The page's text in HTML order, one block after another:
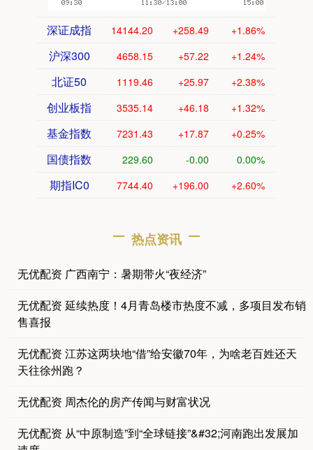
深证成指 14144.20 +258.49 +1.86%
沪深300 4658.15 +57.22 +1.24%
北证50 1119.46 +25.97 +2.38%
创业板指 3535.14 +46.18 +1.32%
基金指数 7231.43 +17.87 +0.25%
国债指数 229.60 -0.00 0.00%
期指IC0 7744.40 +196.00 +2.60%
热点资讯
无优配资 广西南宁：暑期带火“夜经济”
无优配资 延续热度！4月青岛楼市热度不减，多项目发布销
售喜报
无优配资 江苏这两块地“借”给安徽70年，为啥老百姓还天
天往徐州跑？
无优配资 周杰伦的房产传闻与财富状况
无优配资 从“中原制造”到“全球链接”&#32;河南跑出发展加